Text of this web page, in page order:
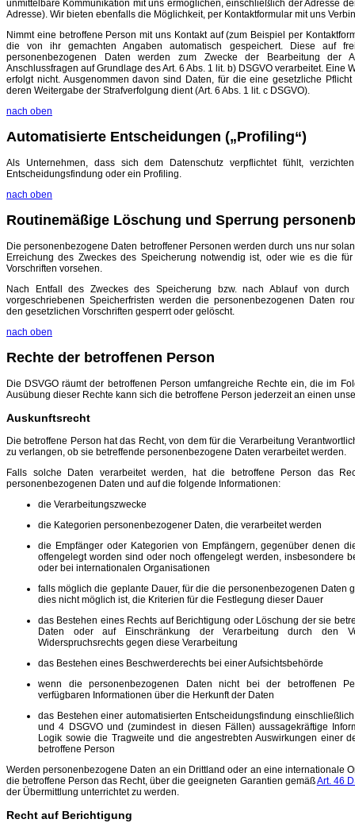
unmittelbare Kommunikation mit uns ermöglichen, einschließlich der Adresse
Adresse). Wir bieten ebenfalls die Möglichkeit, per Kontaktformular mit uns
Nimmt eine betroffene Person mit uns Kontakt auf (zum Beispiel per
die von ihr gemachten Angaben automatisch gespeichert. Diese auf
personenbezogenen Daten werden zum Zwecke der Bearbeitung der
Anschlussfragen auf Grundlage des Art. 6 Abs. 1 lit. b) DSGVO verarbeitet. Eine
erfolgt nicht. Ausgenommen davon sind Daten, für die eine gesetzliche
deren Weitergabe der Strafverfolgung dient (Art. 6 Abs. 1 lit. c DSGVO).
nach oben
Automatisierte Entscheidungen („Profiling“)
Als Unternehmen, dass sich dem Datenschutz verpflichtet fühlt,
Entscheidungsfindung oder ein Profiling.
nach oben
Routinemäßige Löschung und Sperrung
Die personenbezogene Daten betroffener Personen werden durch uns nur
Erreichung des Zweckes des Speicherung notwendig ist, oder wie es die
Vorschriften vorsehen.
Nach Entfall des Zweckes des Speicherung bzw. nach Ablauf von durch
vorgeschriebenen Speicherfristen werden die personenbezogenen Daten
den gesetzlichen Vorschriften gesperrt oder gelöscht.
nach oben
Rechte der betroffenen Person
Die DSVGO räumt der betroffenen Person umfangreiche Rechte ein, die im
Ausübung dieser Rechte kann sich die betroffene Person jederzeit an einen
Auskunftsrecht
Die betroffene Person hat das Recht, von dem für die Verarbeitung
zu verlangen, ob sie betreffende personenbezogene Daten verarbeitet werden.
Falls solche Daten verarbeitet werden, hat die betroffene Person das
personenbezogenen Daten und auf die folgende Informationen:
die Verarbeitungszwecke
die Kategorien personenbezogener Daten, die verarbeitet werden
die Empfänger oder Kategorien von Empfängern, gegenüber denen
offengelegt worden sind oder noch offengelegt werden, insbesondere
oder bei internationalen Organisationen
falls möglich die geplante Dauer, für die die personenbezogenen Daten
dies nicht möglich ist, die Kriterien für die Festlegung dieser Dauer
das Bestehen eines Rechts auf Berichtigung oder Löschung der sie
Daten oder auf Einschränkung der Verarbeitung durch den
Widerspruchsrechts gegen diese Verarbeitung
das Bestehen eines Beschwerderechts bei einer Aufsichtsbehörde
wenn die personenbezogenen Daten nicht bei der betroffenen
verfügbaren Informationen über die Herkunft der Daten
das Bestehen einer automatisierten Entscheidungsfindung
und 4 DSGVO und (zumindest in diesen Fällen) aussagekräftige
Logik sowie die Tragweite und die angestrebten Auswirkungen einer
betroffene Person
Werden personenbezogene Daten an ein Drittland oder an eine internationale
die betroffene Person das Recht, über die geeigneten Garantien gemäßArt. 46
der Übermittlung unterrichtet zu werden.
Recht auf Berichtigung